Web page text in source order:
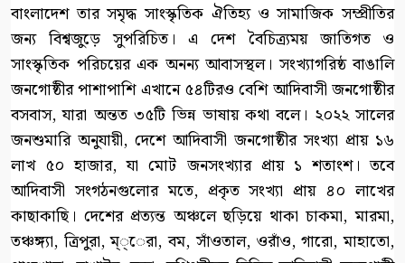
বাংলাদেশ তার সমৃদ্ধ সাংস্কৃতিক ঐতিহ্য ও সামাজিক সম্প্রীতির
জন্য বিশ্বজুড়ে সুপরিচিত। এ দেশ বৈচিত্র্যময় জাতিগত ও
সাংস্কৃতিক পরিচয়ের এক অনন্য আবাসস্থল। সংখ্যাগরিষ্ঠ বাঙালি
জনগোষ্ঠীর পাশাপাশি এখানে ৫৪টিরও বেশি আদিবাসী জনগোষ্ঠীর
বসবাস, যারা অন্তত ৩৫টি ভিন্ন ভাষায় কথা বলে। ২০২২ সালের
জনশুমারি অনুযায়ী, দেশে আদিবাসী জনগোষ্ঠীর সংখ্যা প্রায় ১৬
লাখ ৫০ হাজার, যা মোট জনসংখ্যার প্রায় ১ শতাংশ। তবে
আদিবাসী সংগঠনগুলোর মতে, প্রকৃত সংখ্যা প্রায় ৪০ লাখের
কাছাকাছি। দেশের প্রত্যন্ত অঞ্চলে ছড়িয়ে থাকা চাকমা, মারমা,
তঞ্চঙ্গ্যা, ত্রিপুরা, ম্্েরা, বম, সাঁওতাল, ওরাঁও, গারো, মাহাতো,